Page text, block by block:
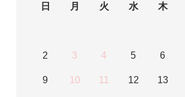
日
月 火 水 木
2 3 4 5 6
9 10 11 12 13